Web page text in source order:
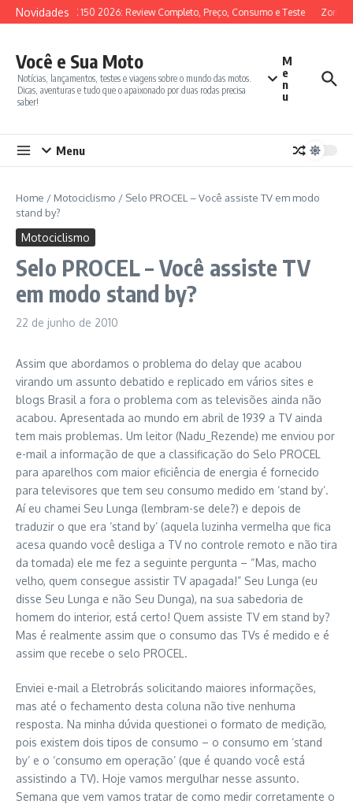
Ir para o conteúdo
Novidades
SYM ADX 150 2026: Review Completo, Preço, Consumo e Teste Zontes
Você e Sua Moto
Notícias, lançamentos, testes e viagens sobre o mundo das motos.
Dicas, aventuras e tudo que o apaixonado por duas rodas precisa
saber!
M
e
n
u
Menu
Home / Motociclismo / Selo PROCEL – Você assiste TV em modo
stand by?
Motociclismo
Selo PROCEL – Você assiste TV
em modo stand by?
22 de junho de 2010
Assim que abordamos o problema do delay que acabou
virando um assunto debatido e replicado em vários sites e
blogs Brasil a fora o problema com as televisões ainda não
acabou. Apresentada ao mundo em abril de 1939 a TV ainda
tem mais problemas. Um leitor (Nadu_Rezende) me enviou por
e-mail a informação de que a classificação do Selo PROCEL
para aparelhos com maior eficiência de energia é fornecido
para televisores que tem seu consumo medido em ‘stand by’.
Aí eu chamei Seu Lunga (lembram-se dele?) e depois de
traduzir o que era ‘stand by’ (aquela luzinha vermelha que fica
acesa quando você desliga a TV no controle remoto e não tira
da tomada) ele me fez a seguinte pergunta – “Mas, macho
velho, quem consegue assistir TV apagada!” Seu Lunga (eu
disse Seu Lunga e não Seu Dunga), na sua sabedoria de
homem do interior, está certo! Quem assiste TV em stand by?
Mas é realmente assim que o consumo das TVs é medido e é
assim que recebe o selo PROCEL.
Enviei e-mail a Eletrobrás solicitando maiores informações,
mas até o fechamento desta coluna não tive nenhuma
resposta. Na minha dúvida questionei o formato de medição,
pois existem dois tipos de consumo – o consumo em ‘stand
by’ e o ‘consumo em operação’ (que é quando você está
assistindo a TV). Hoje vamos mergulhar nesse assunto.
Semana que vem vamos tratar de como medir corretamente o